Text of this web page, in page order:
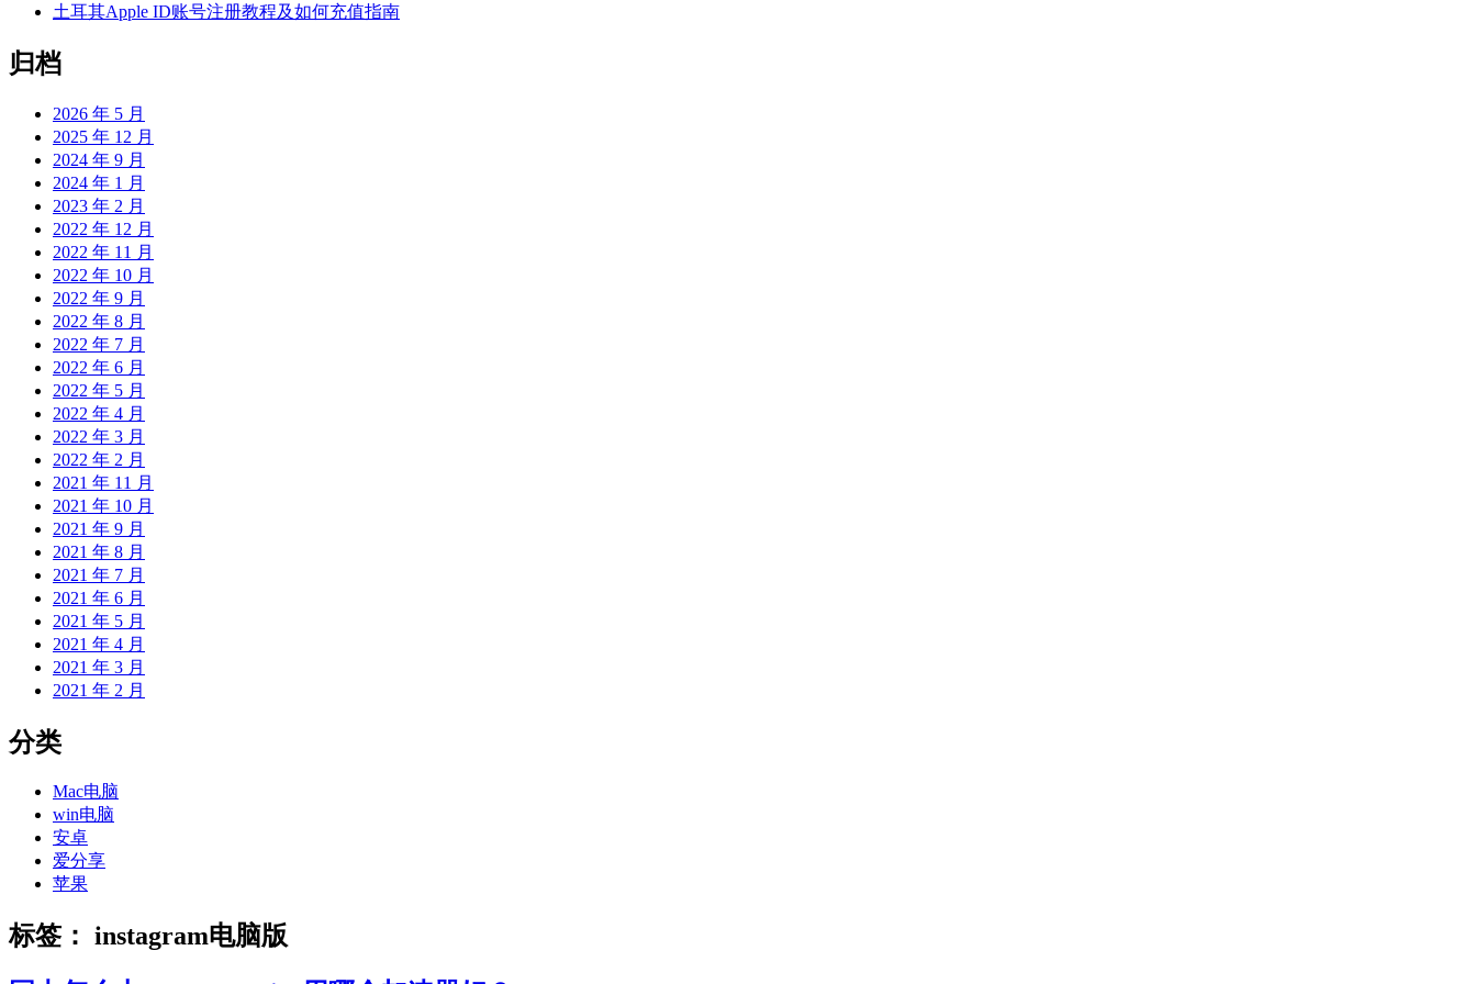
土耳其Apple ID账号注册教程及如何充值指南
归档
2026 年 5 月
2025 年 12 月
2024 年 9 月
2024 年 1 月
2023 年 2 月
2022 年 12 月
2022 年 11 月
2022 年 10 月
2022 年 9 月
2022 年 8 月
2022 年 7 月
2022 年 6 月
2022 年 5 月
2022 年 4 月
2022 年 3 月
2022 年 2 月
2021 年 11 月
2021 年 10 月
2021 年 9 月
2021 年 8 月
2021 年 7 月
2021 年 6 月
2021 年 5 月
2021 年 4 月
2021 年 3 月
2021 年 2 月
分类
Mac电脑
win电脑
安卓
爱分享
苹果
标签： instagram电脑版